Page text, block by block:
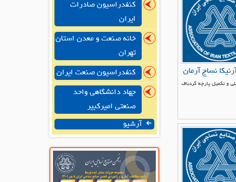
نساج آرمان
و تکمیل پارچه گردباف
کنفدراسیون صادرات
ایران
خانه صنعت و معدن استان
تهران
کنفدراسیون صنعت ایران
جهاد دانشگاهی واحد
صنعتی امیرکبیر
آرشیو